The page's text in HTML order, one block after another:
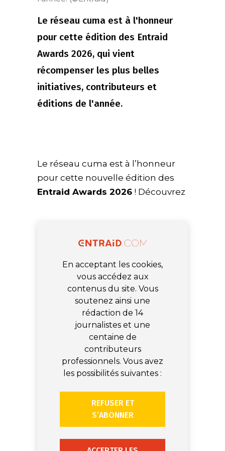
Le réseau cuma est à l'honneur
pour cette édition des Entraid
Awards 2026, qui vient
récompenser les plus belles
initiatives, contributeurs et
éditions de l'année.
Le réseau cuma est à l’honneur
pour cette nouvelle édition des
Entraid Awards 2026 ! Découvrez
En acceptant les cookies,
vous accédez aux
contenus du site. Vous
soutenez ainsi une
rédaction de 14
journalistes et une
centaine de
contributeurs
professionnels. Vous avez
les possibilités suivantes :
REFUSER ET
S’ABONNER